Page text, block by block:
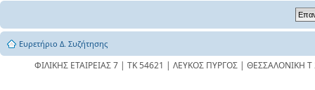
Ευρετήριο Δ. Συζήτησης
ΦΙΛΙΚΗΣ ΕΤΑΙΡΕΙΑΣ 7 | ΤΚ 54621 | ΛΕΥΚΟΣ ΠΥΡΓΟΣ | ΘΕΣΣΑΛΟΝΙΚΗ Τ